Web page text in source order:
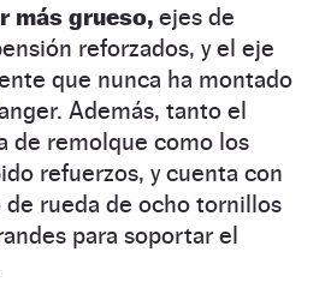
más grueso, ejes de
reforzados, y el eje
que nunca ha montado
Además, tanto el
de remolque como los
refuerzos, y cuenta con
rueda de ocho tornillos
para soportar el